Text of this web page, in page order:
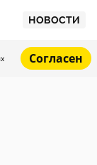
НОВОСТИ
Согласен